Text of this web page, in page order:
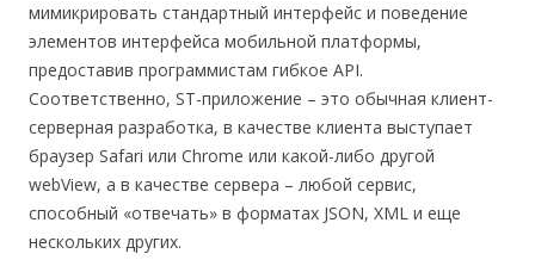
мимикрировать стандартный интерфейс и поведение
элементов интерфейса мобильной платформы,
предоставив программистам гибкое API.
Соответственно, ST-приложение – это обычная клиент-
серверная разработка, в качестве клиента выступает
браузер Safari или Chrome или какой-либо другой
webView, а в качестве сервера – любой сервис,
способный «отвечать» в форматах JSON, XML и еще
нескольких других.